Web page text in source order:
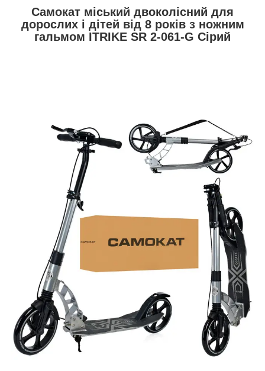
Самокат міський двоколісний для
дорослих і дітей від 8 років з ножним
гальмом ITRIKE SR 2-061-G Сірий